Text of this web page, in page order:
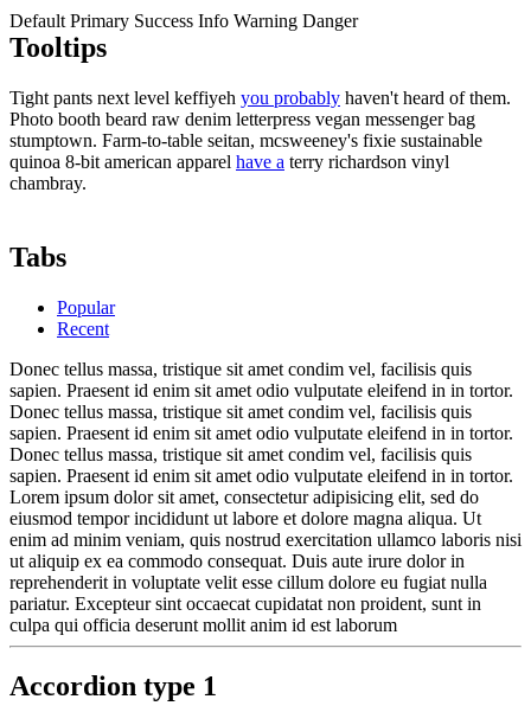
Default Primary Success Info Warning Danger
Tooltips
Tight pants next level keffiyeh you probably haven't heard of them.
Photo booth beard raw denim letterpress vegan messenger bag
stumptown. Farm-to-table seitan, mcsweeney's fixie sustainable
quinoa 8-bit american apparel have a terry richardson vinyl
chambray.
Tabs
Popular
Recent
Donec tellus massa, tristique sit amet condim vel, facilisis quis
sapien. Praesent id enim sit amet odio vulputate eleifend in in tortor.
Donec tellus massa, tristique sit amet condim vel, facilisis quis
sapien. Praesent id enim sit amet odio vulputate eleifend in in tortor.
Donec tellus massa, tristique sit amet condim vel, facilisis quis
sapien. Praesent id enim sit amet odio vulputate eleifend in in tortor.
Lorem ipsum dolor sit amet, consectetur adipisicing elit, sed do
eiusmod tempor incididunt ut labore et dolore magna aliqua. Ut
enim ad minim veniam, quis nostrud exercitation ullamco laboris nisi
ut aliquip ex ea commodo consequat. Duis aute irure dolor in
reprehenderit in voluptate velit esse cillum dolore eu fugiat nulla
pariatur. Excepteur sint occaecat cupidatat non proident, sunt in
culpa qui officia deserunt mollit anim id est laborum
Accordion type 1